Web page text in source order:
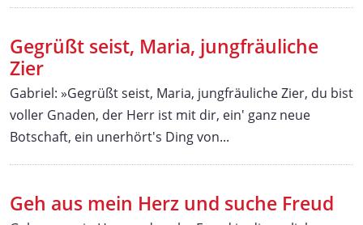
Gegrüßt seist, Maria, jungfräuliche
Zier
Gabriel: »Gegrüßt seist, Maria, jungfräuliche Zier, du bist
voller Gnaden, der Herr ist mit dir, ein' ganz neue
Botschaft, ein unerhört's Ding von...
Geh aus mein Herz und suche Freud